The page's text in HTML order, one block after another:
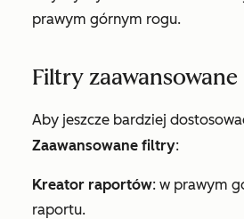
prawym górnym rogu.
Filtry zaawansowane
Aby jeszcze bardziej
Zaawansowane filtry:
Kreator raportów: w prawym
raportu.